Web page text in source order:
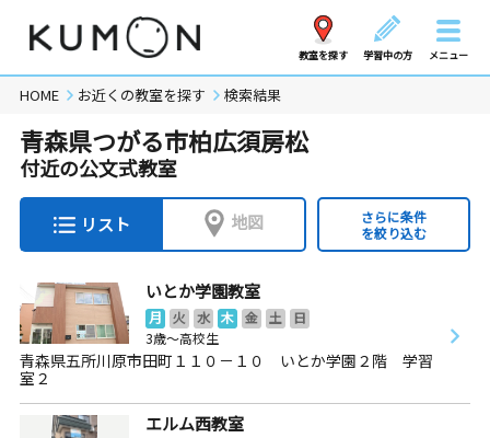
教室を探す 学習中の方 メニュー
HOME お近くの教室を探す 検索結果
青森県つがる市柏広須房松
付近の公文式教室
リスト 地図
さらに条件
を絞り込む
いとか学園教室
月 火 水 木 金 土
日
3歳～高校生
青森県五所川原市田町１１０－１０ いとか学園２階 学習
室２
エルム西教室